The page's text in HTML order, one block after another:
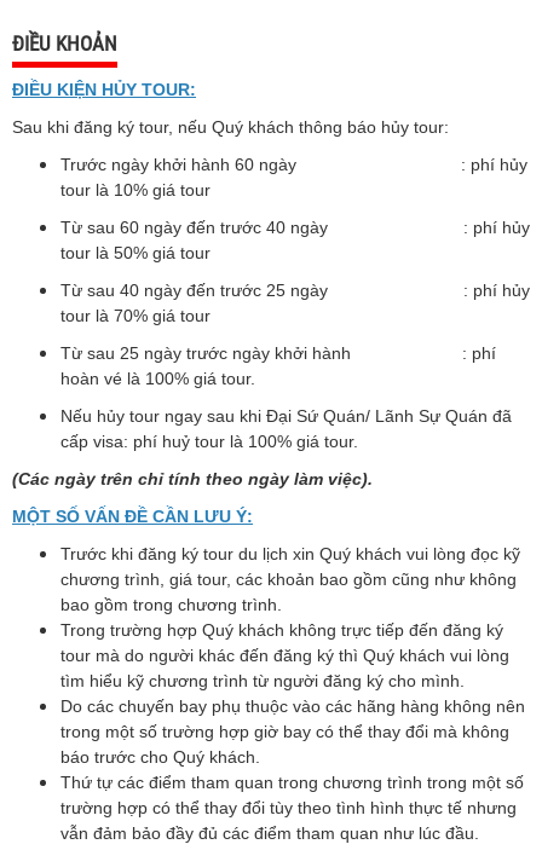
ĐIỀU KHOẢN
ĐIỀU KIỆN HỦY TOUR:
Sau khi đăng ký tour, nếu Quý khách thông báo hủy tour:
Trước ngày khởi hành 60 ngày : phí hủy
tour là 10% giá tour
Từ sau 60 ngày đến trước 40 ngày : phí hủy
tour là 50% giá tour
Từ sau 40 ngày đến trước 25 ngày : phí hủy
tour là 70% giá tour
Từ sau 25 ngày trước ngày khởi hành : phí
hoàn vé là 100% giá tour.
Nếu hủy tour ngay sau khi Đại Sứ Quán/ Lãnh Sự Quán đã
cấp visa: phí huỷ tour là 100% giá tour.
(Các ngày trên chỉ tính theo ngày làm việc).
MỘT SỐ VẤN ĐỀ CẦN LƯU Ý:
Trước khi đăng ký tour du lịch xin Quý khách vui lòng đọc kỹ
chương trình, giá tour, các khoản bao gồm cũng như không
bao gồm trong chương trình.
Trong trường hợp Quý khách không trực tiếp đến đăng ký
tour mà do người khác đến đăng ký thì Quý khách vui lòng
tìm hiểu kỹ chương trình từ người đăng ký cho mình.
Do các chuyến bay phụ thuộc vào các hãng hàng không nên
trong một số trường hợp giờ bay có thể thay đổi mà không
báo trước cho Quý khách.
Thứ tự các điểm tham quan trong chương trình trong một số
trường hợp có thể thay đổi tùy theo tình hình thực tế nhưng
vẫn đảm bảo đầy đủ các điểm tham quan như lúc đầu.